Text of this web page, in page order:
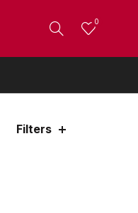
0
Filters